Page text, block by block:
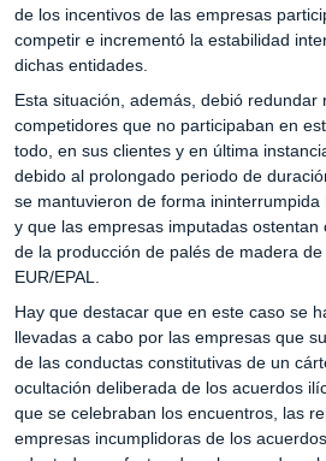
de los incentivos de las empresas
competir e incrementó la estabilidad
dichas entidades.
Esta situación, además, debió redundar
competidores que no participaban en
todo, en sus clientes y en última
debido al prolongado periodo de
se mantuvieron de forma ininterrumpida
y que las empresas imputadas ostentan
de la producción de palés de madera
EUR/EPAL.
Hay que destacar que en este caso se
llevadas a cabo por las empresas que
de las conductas constitutivas de un
ocultación deliberada de los acuerdos
que se celebraban los encuentros, las
empresas incumplidoras de los